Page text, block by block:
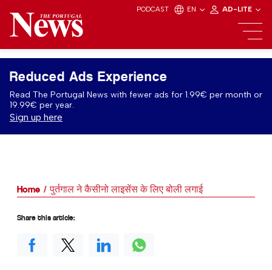
PODCAST EN AD-LITE
Reduced Ads Experience
Read The Portugal News with fewer ads for 1.99€ per month or
19.99€ per year.
Sign up here
Home पुर्तगाल ने कैसीनो लाइसेंस के लिए बोली लगाई
Share this article: